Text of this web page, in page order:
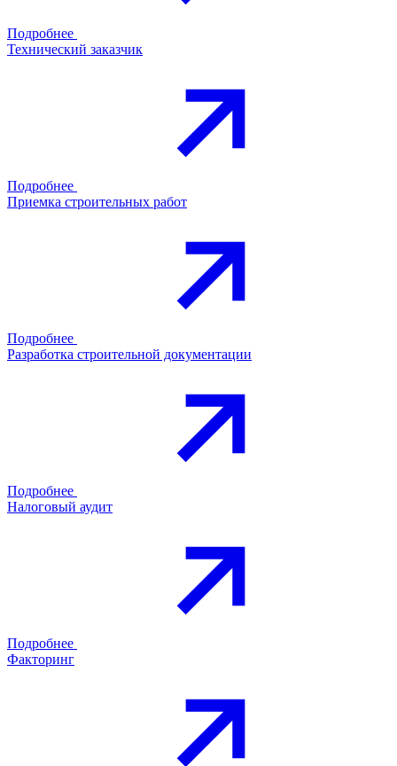
Подробнее
Технический заказчик
Подробнее
Приемка строительных работ
Подробнее
Разработка строительной документации
Подробнее
Налоговый аудит
Подробнее
Факторинг